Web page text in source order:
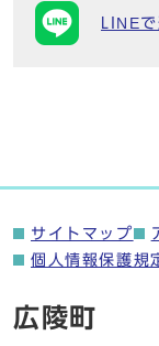
LINE
サイトマップ
個人情報保護規
広陵町